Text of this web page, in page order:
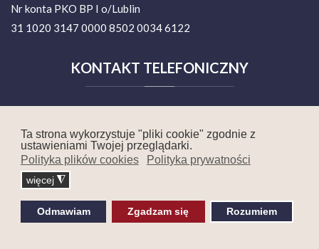
Ta strona wykorzystuje "pliki cookie" zgodnie z
ustawieniami Twojej przeglądarki.
Polityka plików cookies
Polityka prywatności
więcej ◮
Odmawiam Zgadzam się Rozumiem
Nr konta PKO BP I o/Lublin
31 1020 3147 0000 8502 0034 6122
KONTAKT TELEFONICZNY
tel. 81 882 50 04
81 465 17 86
Dom Pielgrzyma
tel. +48 516 790 630
Ks.Łukasz Czaplatel. 780 031 968